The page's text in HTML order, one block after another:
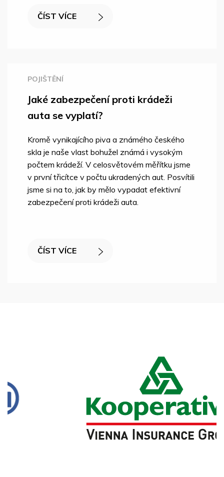
ČÍST VÍCE
POJIŠTĚNÍ
Jaké zabezpečení proti krádeži
auta se vyplatí?
Kromě vynikajícího piva a známého českého
skla je naše vlast bohužel známá i vysokým
počtem krádeží. V celosvětovém měřítku jsme
v první třicítce v počtu ukradených aut. Posvítili
jsme si na to, jak by mělo vypadat efektivní
zabezpečení proti krádeži auta.
ČÍST VÍCE